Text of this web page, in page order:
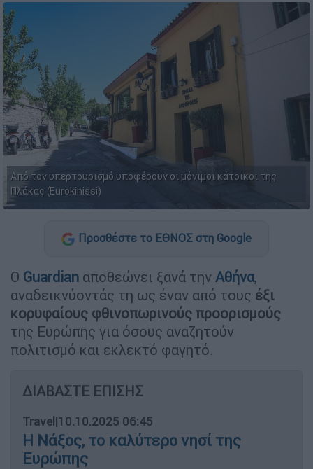
Από τον υπερτουρισμό υποφέρουν οι μόνιμοι κάτοικοι της
Πλάκας (Eurokinissi)
Προσθέστε το ΕΘΝΟΣ στη Google
Ο Guardian αποθεώνει ξανά την Αθήνα,
αναδεικνύοντάς τη ως έναν από τους έξι
κορυφαίους φθινοπωρινούς προορισμούς
της Ευρώπης για όσους αναζητούν
πολιτισμό και εκλεκτό φαγητό.
ΔΙΑΒΑΣΤΕ ΕΠΙΣΗΣ
Travel |10.10.2025 06:45
Η Νάξος, το καλύτερο νησί της
Ευρώπης